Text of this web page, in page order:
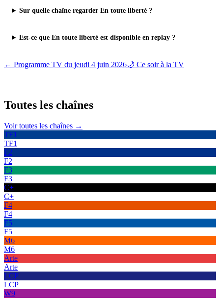
Sur quelle chaîne regarder En toute liberté ?
Est-ce que En toute liberté est disponible en replay ?
← Programme TV du jeudi 4 juin 2026🌙 Ce soir à la TV
Toutes les chaînes
Voir toutes les chaînes →
TF1
TF1
F2
F2
F3
F3
C+
C+
F4
F4
F5
F5
M6
M6
Arte
Arte
LCP
LCP
W9